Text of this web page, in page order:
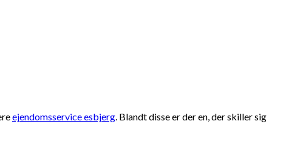
ejendomsservice esbjerg . Blandt disse er der en, der skiller sig